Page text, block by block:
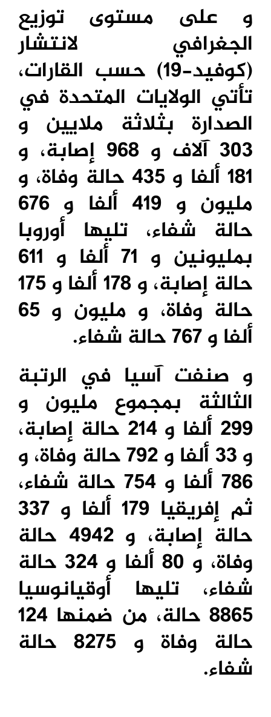
و على مستوى توزيع
الجغرافي لانتشار
(كوفيد-19) حسب القارات،
تأتي الولايات المتحدة في
الصدارة بثلاثة ملايين و
303 آلاف و 968 إصابة، و
181 ألفا و 435 حالة وفاة، و
مليون و 419 ألفا و 676
حالة شفاء، تليها أوروبا
بمليونين و 71 ألفا و 611
حالة إصابة، و 178 ألفا و 175
حالة وفاة، و مليون و 65
ألفا و 767 حالة شفاء.
و صنفت آسيا في الرتبة
الثالثة بمجموع مليون و
299 ألفا و 214 حالة إصابة،
و 33 ألفا و 792 حالة وفاة، و
786 ألفا و 754 حالة شفاء،
ثم إفريقيا 179 ألفا و 337
حالة إصابة، و 4942 حالة
وفاة، و 80 ألفا و 324 حالة
شفاء، تليها أوقيانوسيا
8865 حالة، من ضمنها 124
حالة وفاة و 8275 حالة
شفاء.